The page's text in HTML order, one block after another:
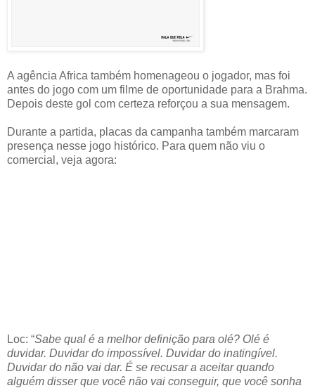
A agência Africa também homenageou o jogador, mas foi
antes do jogo com um filme de oportunidade para a Brahma.
Depois deste gol com certeza reforçou a sua mensagem.
Durante a partida, placas da campanha também marcaram
presença nesse jogo histórico. Para quem não viu o
comercial, veja agora:
Loc: “Sabe qual é a melhor definição para olé? Olé é
duvidar. Duvidar do impossível. Duvidar do inatingível.
Duvidar do não vai dar. É se recusar a aceitar quando
alguém disser que você não vai conseguir, que você sonha